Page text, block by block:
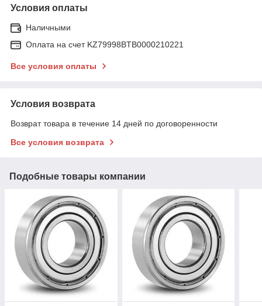
Условия оплаты
Наличными
Оплата на счет KZ79998BTB0000210221
Все условия оплаты
Условия возврата
Возврат товара в течение 14 дней по договоренности
Все условия возврата
Подобные товары компании